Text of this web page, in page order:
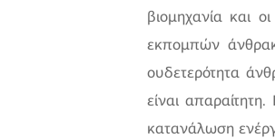
βιομηχανία και
εκπομπών
ουδετερότητα
είναι
κατανάλωση